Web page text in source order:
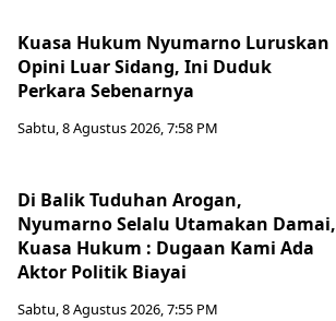
Kuasa Hukum Nyumarno Luruskan
Opini Luar Sidang, Ini Duduk
Perkara Sebenarnya ​
Sabtu, 8 Agustus 2026, 7:58 PM
Di Balik Tuduhan Arogan,
Nyumarno Selalu Utamakan Damai,
Kuasa Hukum : Dugaan Kami Ada
Aktor Politik Biayai
Sabtu, 8 Agustus 2026, 7:55 PM